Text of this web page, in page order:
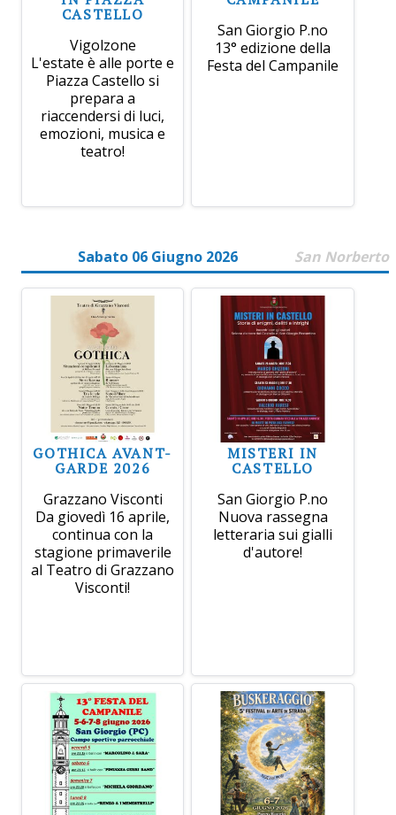
CASTELLO
Vigolzone
L'estate è alle porte e
Piazza Castello si
prepara a
riaccendersi di luci,
emozioni, musica e
teatro!
San Giorgio P.no
13° edizione della
Festa del Campanile
Sabato 06 Giugno 2026 San Norberto
GOTHICA AVANT-
GARDE 2026
Grazzano Visconti
Da giovedì 16 aprile,
continua con la
stagione primaverile
al Teatro di Grazzano
Visconti!
MISTERI IN
CASTELLO
San Giorgio P.no
Nuova rassegna
letteraria sui gialli
d'autore!